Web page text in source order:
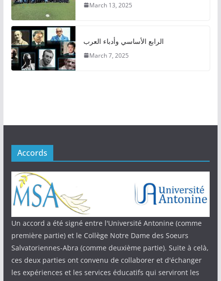
March 13, 2025
الرابع الأساسي وأدباء العرب
March 7, 2025
Accords
Un accord a été signé entre l'Université Antonine (comme
première partie) et le Collège Notre Dame des Soeurs
Salvatoriennes-Abra (comme deuxième partie). Suite à celà,
ces deux parties ont convenu de collaborer et d'échanger
les expériences et les services éducatifs qui serviront les